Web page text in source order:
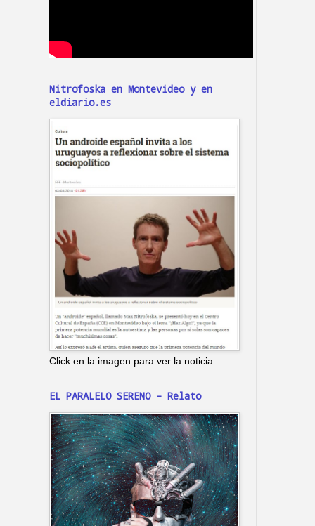
Nitrofoska en Montevideo y en
eldiario.es
Click en la imagen para ver la noticia
EL PARALELO SERENO - Relato